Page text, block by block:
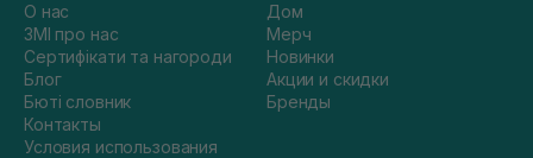
О нас
ЗМІ про нас
Сертифікати та нагороди
Блог
Бюті словник
Контакты
Условия использования
Дом
Мерч
Новинки
Акции и скидки
Бренды